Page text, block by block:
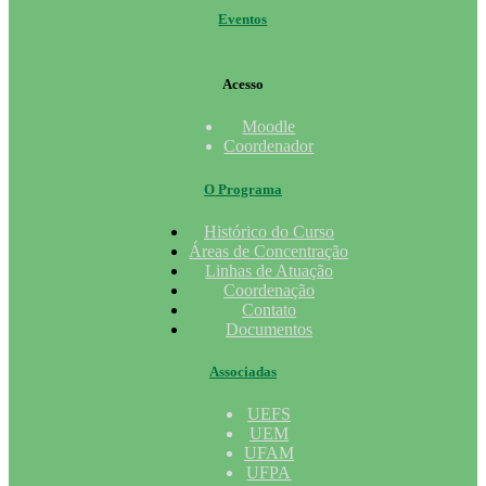
Eventos
Acesso
Moodle
Coordenador
O Programa
Histórico do Curso
Áreas de Concentração
Linhas de Atuação
Coordenação
Contato
Documentos
Associadas
UEFS
UEM
UFAM
UFPA